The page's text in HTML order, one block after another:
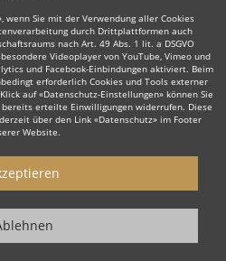
wenn Sie mit der Verwendung aller Cookies
durch Drittplattformen auch
nach Art. 49 Abs. 1 lit. a DSGVO
Videoplayer von YouTube, Vimeo und
und Facebook-Einbindungen aktiviert. Beim
erforderlich Cookies und Tools externer
auf «Datenschutz-Einstellungen» können Sie
erteilte Einwilligungen widerrufen. Diese
über den Link «Datenschutz» im Footer
Website.